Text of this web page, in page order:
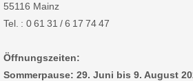
55116 Mainz
Tel. : 0 61 31 / 6 17 74 47
Öffnungszeiten:
Sommerpause: 29. Juni bis 9. August